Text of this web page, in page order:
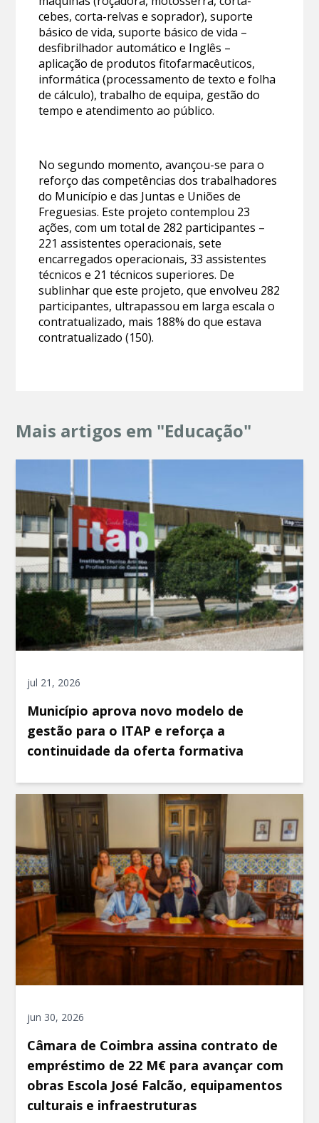
cebes, corta-relvas e soprador), suporte
básico de vida, suporte básico de vida –
desfibrilhador automático e Inglês –
aplicação de produtos fitofarmacêuticos,
informática (processamento de texto e folha
de cálculo), trabalho de equipa, gestão do
tempo e atendimento ao público.
No segundo momento, avançou-se para o
reforço das competências dos trabalhadores
do Município e das Juntas e Uniões de
Freguesias. Este projeto contemplou 23
ações, com um total de 282 participantes –
221 assistentes operacionais, sete
encarregados operacionais, 33 assistentes
técnicos e 21 técnicos superiores. De
sublinhar que este projeto, que envolveu 282
participantes, ultrapassou em larga escala o
contratualizado, mais 188% do que estava
contratualizado (150).
Mais artigos em "Educação"
jul 21, 2026
Município aprova novo modelo de
gestão para o ITAP e reforça a
continuidade da oferta formativa
jun 30, 2026
Câmara de Coimbra assina contrato de
empréstimo de 22 M€ para avançar com
obras Escola José Falcão, equipamentos
culturais e infraestruturas